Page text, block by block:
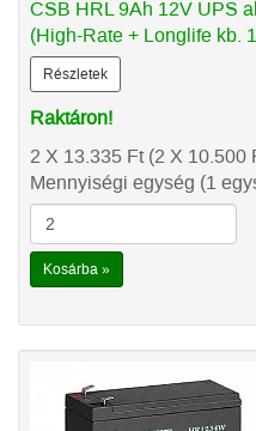
CSB HRL 9Ah 12V UPS
(High-Rate + Longlife kb.
Részletek
Raktáron!
2 X 13.335 Ft(2 X 10.500
Mennyiségi egység (1
Kosárba »